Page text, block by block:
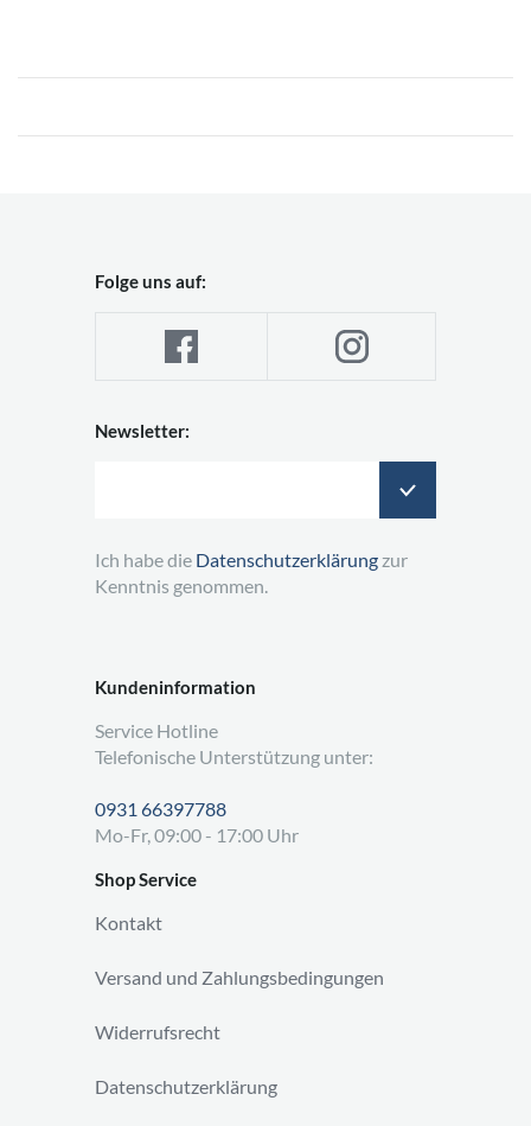
Kundeninformation
Service Hotline
Telefonische Unterstützung unter:
0931 66397788
Mo-Fr, 09:00 - 17:00 Uhr
Shop Service
Kontakt
Versand und Zahlungsbedingungen
Widerrufsrecht
Datenschutzerklärung
Folge uns auf:
Newsletter:
Ich habe die Datenschutzerklärung zur
Kenntnis genommen.